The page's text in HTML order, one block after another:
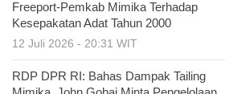
Freeport-Pemkab Mimika Terhadap
Kesepakatan Adat Tahun 2000
12 Juli 2026 - 20:31 WIT
RDP DPR RI: Bahas Dampak Tailing